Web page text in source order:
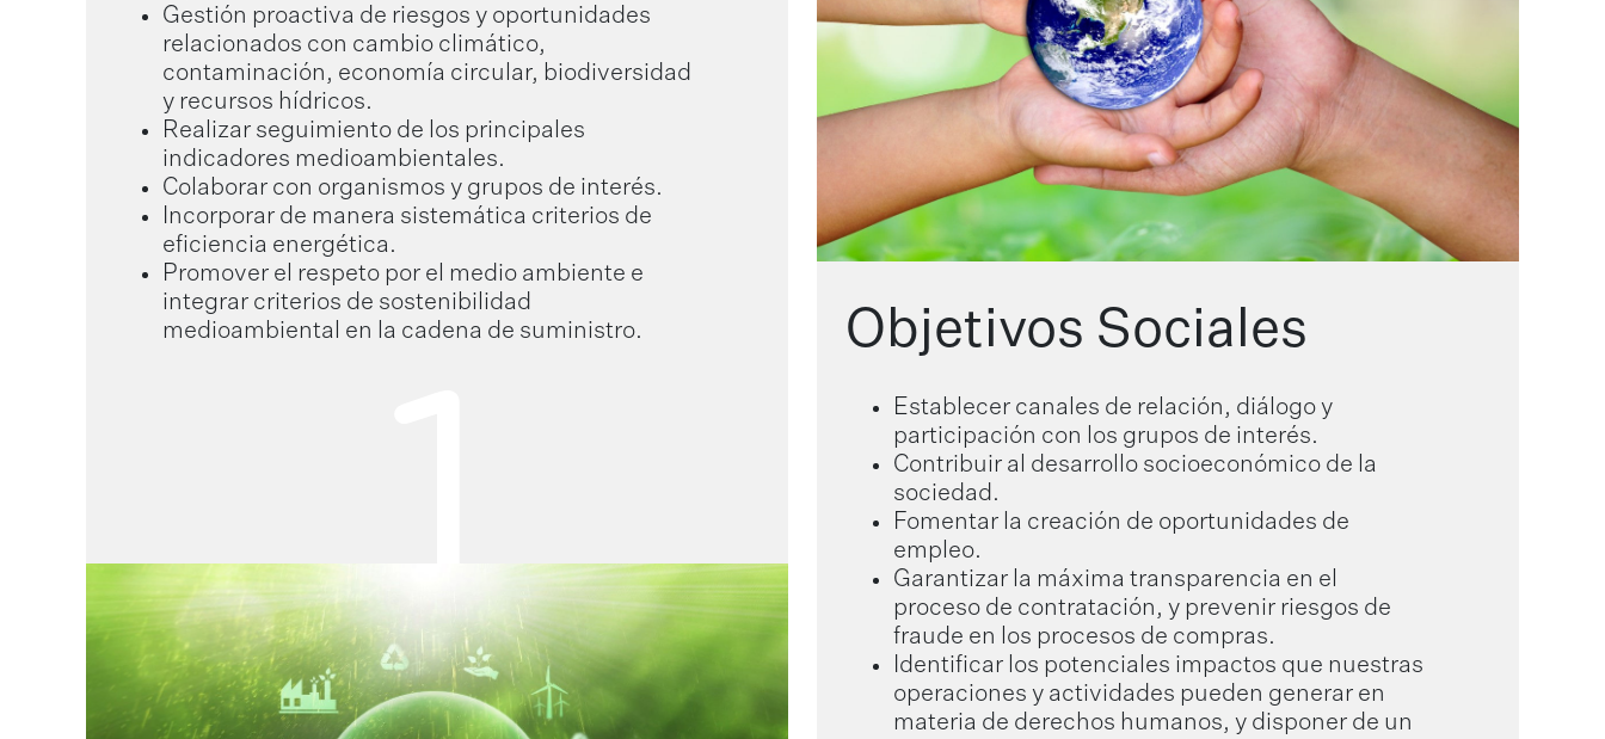
Gestión proactiva de riesgos y oportunidades
relacionados con cambio climático,
contaminación, economía circular, biodiversidad
y recursos hídricos.
Realizar seguimiento de los principales
indicadores medioambientales.
Colaborar con organismos y grupos de interés.
Incorporar de manera sistemática criterios de
eficiencia energética.
Promover el respeto por el medio ambiente e
integrar criterios de sostenibilidad
medioambiental en la cadena de suministro.
Objetivos Sociales
Establecer canales de relación, diálogo y
participación con los grupos de interés.
Contribuir al desarrollo socioeconómico de la
sociedad.
Fomentar la creación de oportunidades de
empleo.
Garantizar la máxima transparencia en el
proceso de contratación, y prevenir riesgos de
fraude en los procesos de compras.
Identificar los potenciales impactos que nuestras
operaciones y actividades pueden generar en
materia de derechos humanos, y disponer de un